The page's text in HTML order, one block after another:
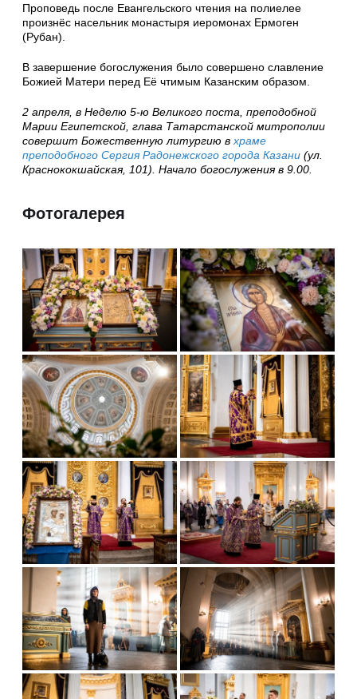
Проповедь после Евангельского чтения на полиелее
произнёс насельник монастыря иеромонах Ермоген
(Рубан).
В завершение богослужения было совершено славление
Божией Матери перед Её чтимым Казанским образом.
2 апреля, в Неделю 5-ю Великого поста, преподобной
Марии Египетской, глава Татарстанской митрополии
совершит Божественную литургию в храме
преподобного Сергия Радонежского города Казани (ул.
Краснококшайская, 101). Начало богослужения в 9.00.
Фотогалерея